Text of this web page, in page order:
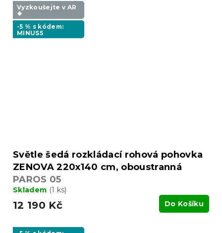
Vyzkoušejte v AR
❖
-5 % s kódem:
MINUS5
Světle šedá rozkládací rohová pohovka
ZENOVA 220x140 cm, oboustranná
PAROS 05
Skladem (1 ks)
12 190 Kč Do Košíku